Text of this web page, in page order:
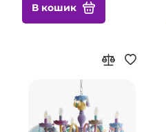
В кошик